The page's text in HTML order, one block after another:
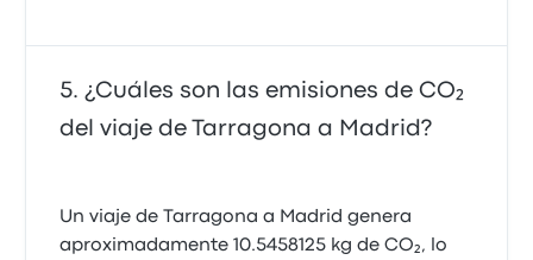
¿Cuáles son las emisiones de CO₂
del viaje de Tarragona a Madrid?
Un viaje de Tarragona a Madrid genera
aproximadamente 10.5458125 kg de CO₂, lo